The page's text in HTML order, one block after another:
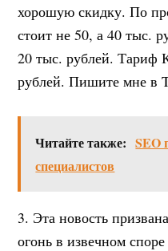
хорошую скидку. По
стоит не 50, а 40 тыс.
20 тыс. рублей. Тариф
рублей. Пишите мне в
Читайте также: SEO
специалистов
3. Эта новость
огонь в извечном